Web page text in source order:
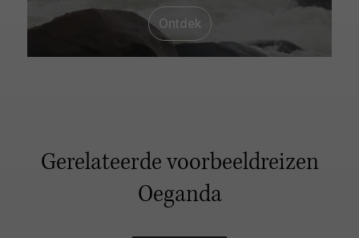
Ontdek
Gerelateerde voorbeeldreizen
Oeganda